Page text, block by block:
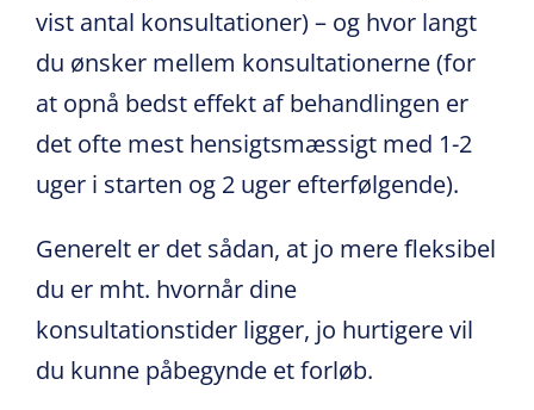
vist antal konsultationer) – og hvor langt
du ønsker mellem konsultationerne (for
at opnå bedst effekt af behandlingen er
det ofte mest hensigtsmæssigt med 1-2
uger i starten og 2 uger efterfølgende).
Generelt er det sådan, at jo mere fleksibel
du er mht. hvornår dine
konsultationstider ligger, jo hurtigere vil
du kunne påbegynde et forløb.